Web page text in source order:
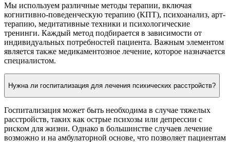
Мы используем различные методы терапии, включая
когнитивно-поведенческую терапию (КПТ), психоанализ, арт-
терапию, медитативные техники и психологические
тренинги. Каждый метод подбирается в зависимости от
индивидуальных потребностей пациента. Важным элементом
является также медикаментозное лечение, которое назначается
специалистом.
Нужна ли госпитализация для лечения психических расстройств?
Госпитализация может быть необходима в случае тяжелых
расстройств, таких как острые психозы или депрессии с
риском для жизни. Однако в большинстве случаев лечение
возможно и на амбулаторной основе, что позволяет пациентам